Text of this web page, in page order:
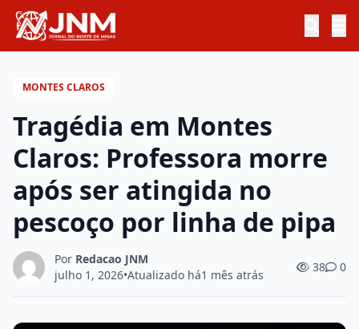
MONTES CLAROS
Tragédia em Montes
Claros: Professora morre
após ser atingida no
pescoço por linha de pipa
Por Redacao JNM
julho 1, 2026•Atualizado há1 mês atrás
38 0